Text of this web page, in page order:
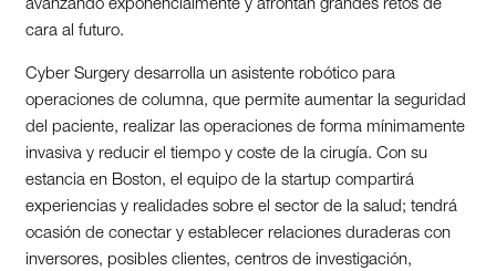
avanzando exponencialmente y afrontan grandes retos de
cara al futuro.
Cyber Surgery desarrolla un asistente robótico para
operaciones de columna, que permite aumentar la seguridad
del paciente, realizar las operaciones de forma mínimamente
invasiva y reducir el tiempo y coste de la cirugía. Con su
estancia en Boston, el equipo de la startup compartirá
experiencias y realidades sobre el sector de la salud; tendrá
ocasión de conectar y establecer relaciones duraderas con
inversores, posibles clientes, centros de investigación,